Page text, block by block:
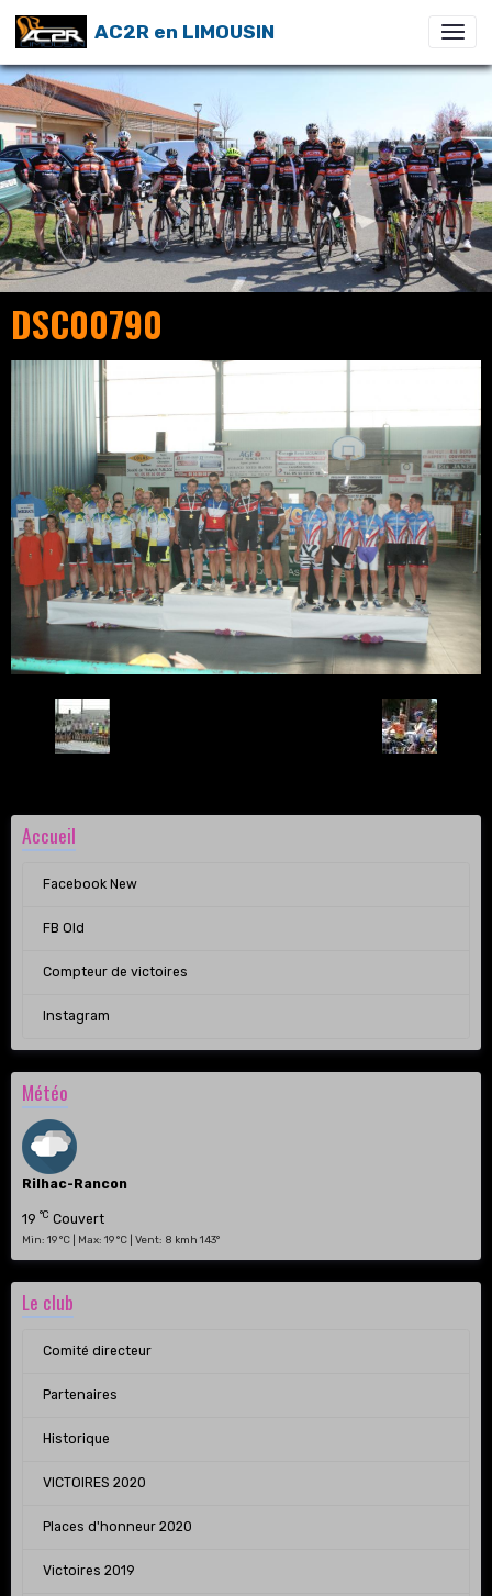
AC2R en LIMOUSIN
DSC00790
Accueil
Facebook New
FB Old
Compteur de victoires
Instagram
Météo
Rilhac-Rancon
19 °C Couvert
Min: 19 °C | Max: 19 °C | Vent: 8 kmh 143°
Le club
Comité directeur
Partenaires
Historique
VICTOIRES 2020
Places d'honneur 2020
Victoires 2019